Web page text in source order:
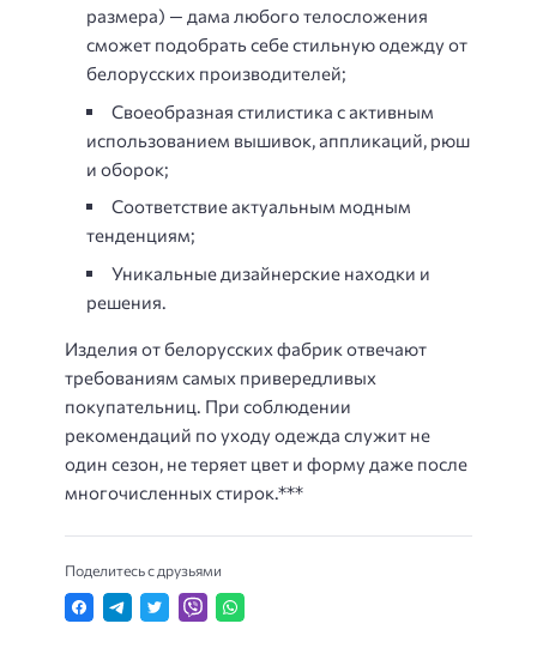
размера) — дама любого телосложения
сможет подобрать себе стильную одежду от
белорусских производителей;
Своеобразная стилистика с активным
использованием вышивок, аппликаций, рюш
и оборок;
Соответствие актуальным модным
тенденциям;
Уникальные дизайнерские находки и
решения.
Изделия от белорусских фабрик отвечают
требованиям самых привередливых
покупательниц. При соблюдении
рекомендаций по уходу одежда служит не
один сезон, не теряет цвет и форму даже после
многочисленных стирок.***
Поделитесь с друзьями